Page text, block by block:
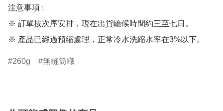
注意事項 :
※ 訂單按次序安排，現在出貨輪候時間約三至七日。
※ 產品已經過預縮處理，正常冷水洗縮水率在3%以下。
260g 無縫筒織